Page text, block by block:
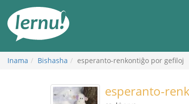
rupapuro
rw'ibirimwo
Inama Bishasha esperanto-renkontiĝo por gefiloj
esperanto-